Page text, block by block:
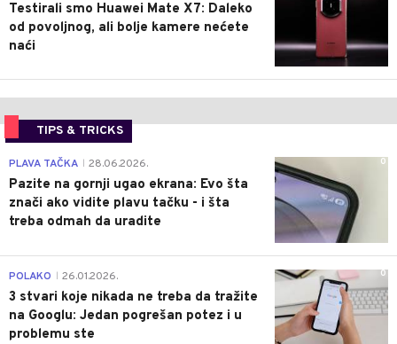
Testirali smo Huawei Mate X7: Daleko
od povoljnog, ali bolje kamere nećete
naći
TIPS & TRICKS
0
PLAVA TAČKA 28.06.2026.
Pazite na gornji ugao ekrana: Evo šta
znači ako vidite plavu tačku - i šta
treba odmah da uradite
0
POLAKO 26.01.2026.
3 stvari koje nikada ne treba da tražite
na Googlu: Jedan pogrešan potez i u
problemu ste